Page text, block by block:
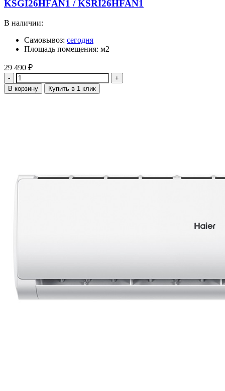
KSGI26HFAN1 / KSRI26HFAN1
В наличии:
Самовывоз: сегодня
Площадь помещения: м2
29 490 ₽
Количество
В корзину Купить в 1 клик